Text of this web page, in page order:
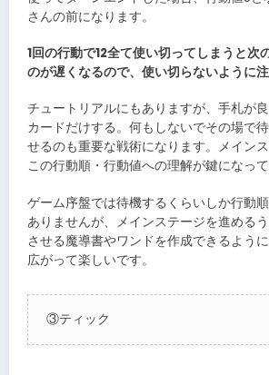
さんの前になります。
1回の行動で12全て使い切ってしまうと次
のが遅くなるので、使い切らないように注
チュートリアルにもありますが、手札が
カードだけする。何もしないでその場で
せるのも重要な戦術になります。メイン
この行動順・行動値への理解が鍵になって
ゲーム序盤では待機するくらいしか行動
ありませんが、メインステージを進める
させる魔導書やワンドを作成できるよう
広がって楽しいです。
③ティック